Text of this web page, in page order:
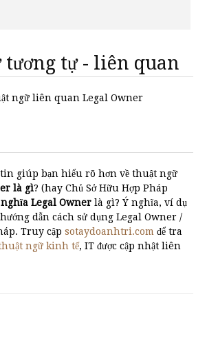
tương tự - liên quan
ngữ liên quan Legal Owner
giúp bạn hiểu rõ hơn về thuật ngữ
là gì? (hay Chủ Sở Hữu Hợp Pháp
Legal Owner là gì? Ý nghĩa, ví dụ
dẫn cách sử dụng Legal Owner /
Truy cập sotaydoanhtri.com để tra
ngữ kinh tế, IT được cập nhật liên